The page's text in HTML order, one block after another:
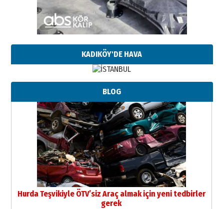
KADIKÖY'DE HAVA
BLOG
Hurda Teşvikiyle ÖTV’siz Araç almak için yeni tedbirler
gerek